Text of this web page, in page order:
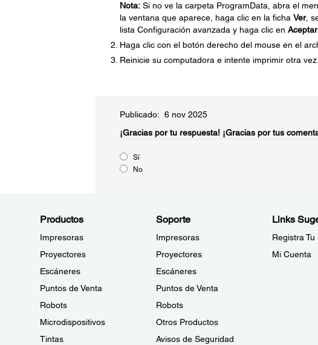
Nota:Si no ve la carpeta ProgramData, abra el
la ventana que aparece, haga clic en la ficha Ver,
lista Configuración avanzada y haga clic en Aceptar.
Haga clic con el botón derecho del mouse en el
Reinicie su computadora e intente imprimir otra vez.
Publicado: 6 nov 2025
¡Gracias por tu respuesta! ¡Gracias por tus
Sí
No
Productos
Impresoras
Proyectores
Escáneres
Puntos de Venta
Robots
Microdispositivos
Tintas
Soporte
Impresoras
Proyectores
Escáneres
Puntos de Venta
Robots
Otros Productos
Avisos de Seguridad
Links
Registra
Mi Cuenta